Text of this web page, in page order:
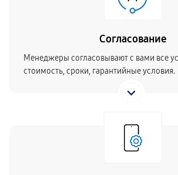
Согласование
Менеджеры согласовывают с вами все
стоимость, сроки, гарантийные условия.